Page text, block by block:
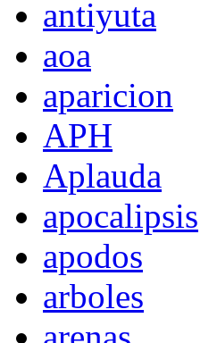
antiyuta
aoa
aparicion
APH
Aplauda
apocalipsis
apodos
arboles